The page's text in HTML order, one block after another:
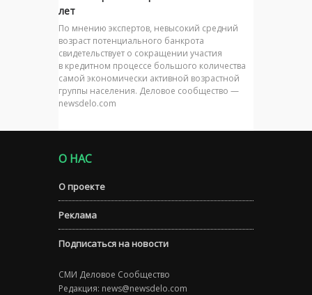
лет
По мнению экспертов, невысокий средний
возраст потенциального банкрота
свидетельствует о сокращении участия
в кредитном процессе большого количества
самой экономически активной возрастной
группы населения. Деловое сообщество —
newsdelo.com
О НАС
О проекте
Реклама
Подписаться на новости
СМИ Деловое Сообщество
Редакция: news@newsdelo.com